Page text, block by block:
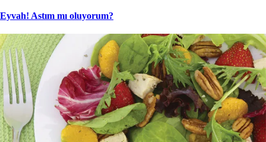
Eyvah! Astım mı oluyorum?